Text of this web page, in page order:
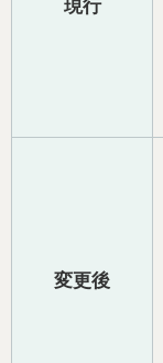
現行
変更後